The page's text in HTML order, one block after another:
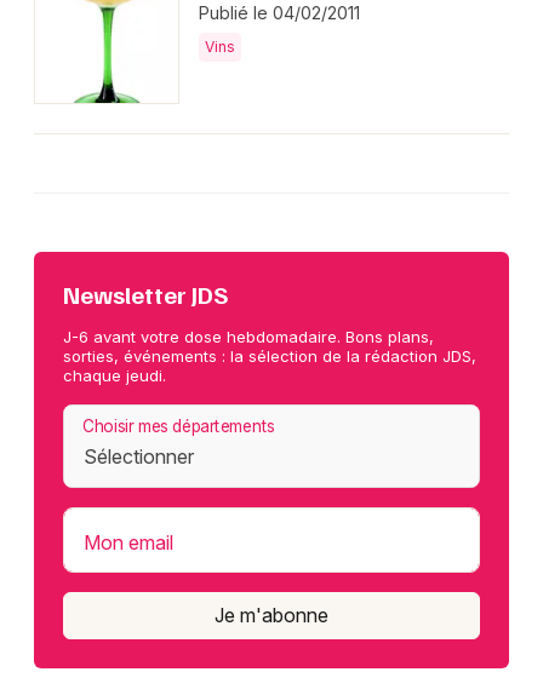
Publié le 04/02/2011
Vins
Newsletter JDS
J-6 avant votre dose hebdomadaire. Bons plans,
sorties, événements : la sélection de la rédaction JDS,
chaque jeudi.
Choisir mes départements
Mon email
Je m'abonne